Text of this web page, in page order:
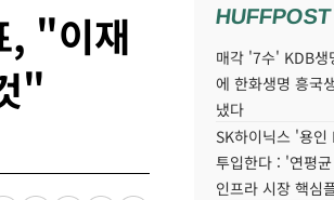
, "이재
"
HUFFPOST
매각 '7수' KDB생
에 한화생명 흥국
냈다
SK하이닉스 '용
투입한다 : '연평
인프라 시장 핵심